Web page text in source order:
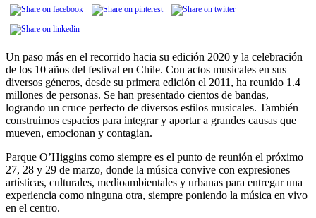
Un paso más en el recorrido hacia su edición 2020 y la celebración
de los 10 años del festival en Chile. Con actos musicales en sus
diversos géneros, desde su primera edición el 2011, ha reunido 1.4
millones de personas. Se han presentado cientos de bandas,
logrando un cruce perfecto de diversos estilos musicales. También
construimos espacios para integrar y aportar a grandes causas que
mueven, emocionan y contagian.
Parque O’Higgins como siempre es el punto de reunión el próximo
27, 28 y 29 de marzo, donde la música convive con expresiones
artísticas, culturales, medioambientales y urbanas para entregar una
experiencia como ninguna otra, siempre poniendo la música en vivo
en el centro.